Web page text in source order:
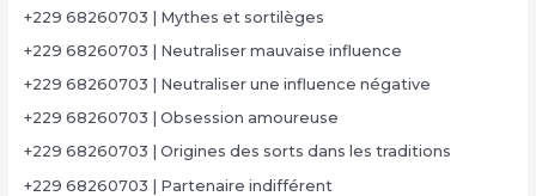
+229 68260703 | Mythes et sortilèges
+229 68260703 | Neutraliser mauvaise influence
+229 68260703 | Neutraliser une influence négative
+229 68260703 | Obsession amoureuse
+229 68260703 | Origines des sorts dans les traditions
+229 68260703 | Partenaire indifférent